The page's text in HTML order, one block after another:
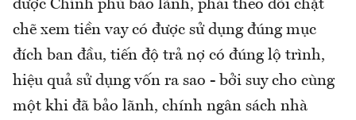
được Chính phủ bảo lãnh, phải theo dõi chặt
chẽ xem tiền vay có được sử dụng đúng mục
đích ban đầu, tiến độ trả nợ có đúng lộ trình,
hiệu quả sử dụng vốn ra sao - bởi suy cho cùng
một khi đã bảo lãnh, chính ngân sách nhà